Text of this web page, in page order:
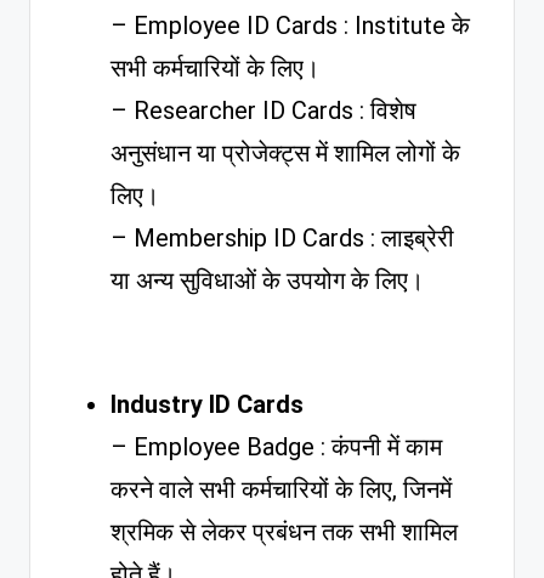
– Employee ID Cards : Institute के
सभी कर्मचारियों के लिए।
– Researcher ID Cards : विशेष
अनुसंधान या प्रोजेक्ट्स में शामिल लोगों के
लिए।
– Membership ID Cards : लाइब्रेरी
या अन्य सुविधाओं के उपयोग के लिए।
Industry ID Cards
– Employee Badge : कंपनी में काम
करने वाले सभी कर्मचारियों के लिए, जिनमें
श्रमिक से लेकर प्रबंधन तक सभी शामिल